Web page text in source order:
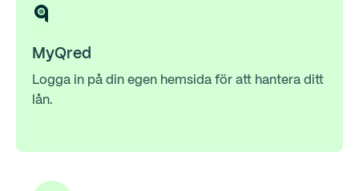
MyQred
Logga in på din egen hemsida för att hantera ditt
lån.